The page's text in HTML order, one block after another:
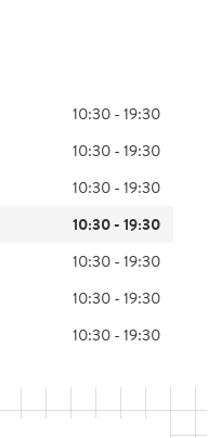
10:30 - 19:30
10:30 - 19:30
10:30 - 19:30
10:30 - 19:30
10:30 - 19:30
10:30 - 19:30
10:30 - 19:30